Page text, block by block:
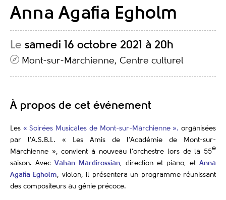
Anna Agafia Egholm
Le samedi 16 octobre 2021 à 20h
Mont-sur-Marchienne, Centre culturel
À propos de cet événement
Les « Soirées Musicales de Mont-sur-Marchienne ». organisées
par l’A.S.B.L. « Les Amis de l’Académie de Mont-sur-
Marchienne », convient à nouveau l’orchestre lors de la 55e
saison. Avec Vahan Mardirossian, direction et piano, et Anna
Agafia Egholm, violon, il présentera un programme réunissant
des compositeurs au génie précoce.